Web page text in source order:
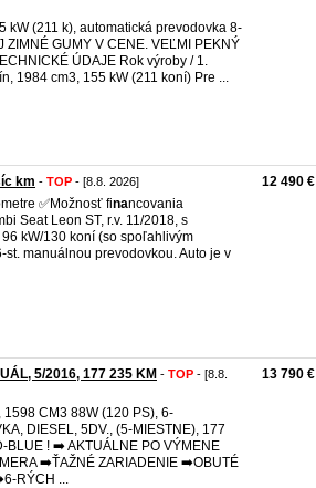
kW (211 k), automatická prevodovka 8-
GUMY V CENE. VEĽMI PEKNÝ
ÚDAJE Rok výroby / 1.
1984 cm3, 155 kW (211 koní) Pre ...
km - TOP - [8.8. 2026]
✅Možnosť financovania
Seat Leon ST, r.v. 11/2018, s
kW/130 koní (so spoľahlivým
manuálnou prevodovkou. Auto je v
12 490 €
5/2016, 177 235 KM - TOP - [8.8.
CM3 88W (120 PS), 6-
DIESEL, 5DV., (5-MIESTNE), 177
BLUE ! ➡️ AKTUÁLNE PO VÝMENE
➡️ŤAŽNÉ ZARIADENIE ➡️OBUTÉ
RÝCH ...
13 790 €